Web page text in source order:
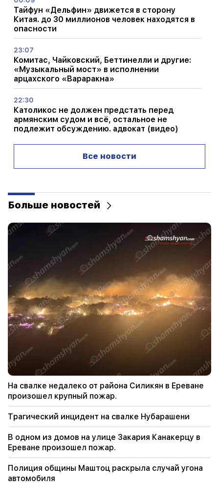
Тайфун «Дельфин» движется в сторону
Китая. до 30 миллионов человек находятся в
опасности
23:07
Комитас, Чайковский, Беттинелли и другие:
«Музыкальный мост» в исполнении
арцахского «Вараракна»
22:30
Католикос не должен предстать перед
армянским судом и всё, остальное не
подлежит обсуждению. адвокат (видео)
Стали известны подробности о жертвах
стрельбы в тайской школе
21:30
Куда делся требовательный тип армянина?
Карине Налчаджян о формировании
(видео)
Ормузский пролив может потерять свое
стратегическое значение
20:30
Следующим после Алена Симоняна является
Айк Конджорян. КП устраивает по нему
"сливы" (видео)
С 10 августа изменится порядок движения на
проспекте Саят-Нова.
Это была неописуемая гордость, когда в Баку
прозвучал Государственный гимн РА. Жанна
Россия сбила военный поезд с
«Искандером». Судья по делу Вехапара взял
самоотвод (видео)
19:38
Все новости
Больше новостей
На свалке недалеко от района Силикян в Ереване
произошел крупный пожар.
Трагический инцидент на свалке Нубарашени
В одном из домов на улице Закария Канакерцу в
Ереване произошел пожар.
Полиция общины Маштоц раскрыла случай угона
автомобиля